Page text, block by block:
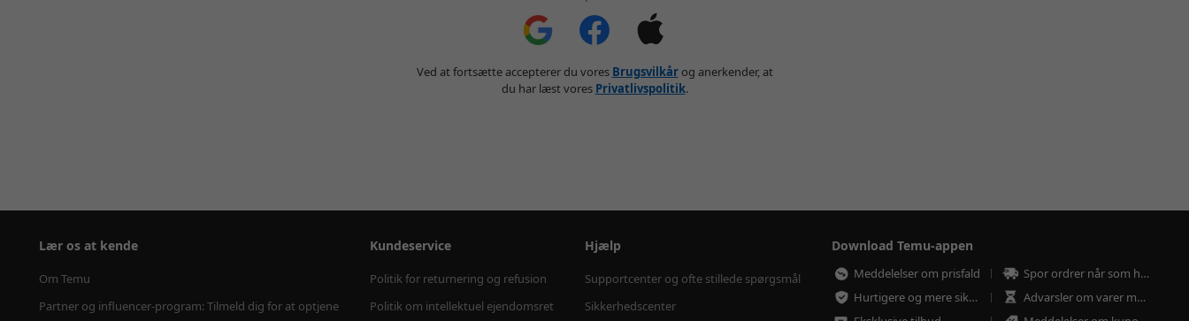
Ved at fortsætte accepterer du vores Brugsvilkårog anerkender, at
du har læst vores Privatlivspolitik.
Lær os at kende
Om Temu
Partner og influencer-program: Tilmeld dig for at optjene
Kundeservice
Politik for returnering og refusion
Politik om intellektuel ejendomsret
Hjælp
Supportcenter og ofte stillede spørgsmål
Sikkerhedscenter
Download Temu-appen
Meddelelser om prisfald
Spor ordrer når som helst
Hurtigere og mere sikker betaling
Advarsler om varer med lav lagerbeholdning